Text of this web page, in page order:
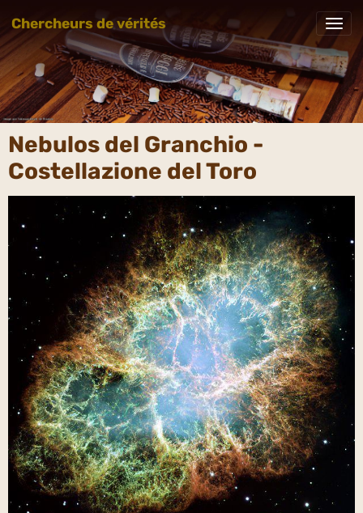
Chercheurs de vérités
Nebulos del Granchio -
Costellazione del Toro